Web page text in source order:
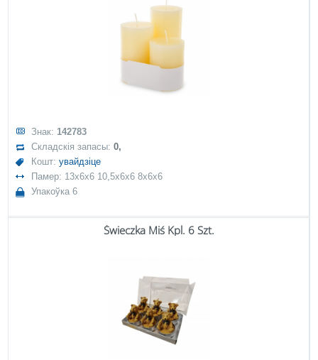
Знак: 142783
Складскія запасы:0,
Кошт:увайдзіце
Памер: 13x6x6 10,5x6x6 8x6x6
Упакоўка 6
Świeczka Miś Kpl. 6 Szt.